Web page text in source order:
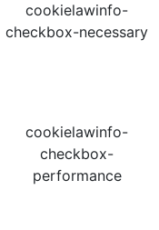
cookielawinfo-
checkbox-necessary
cookielawinfo-
checkbox-
performance